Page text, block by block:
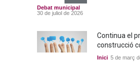
Debat municipal
30 de juliol de 2026
Continua el
construcció
Inici 5 de març